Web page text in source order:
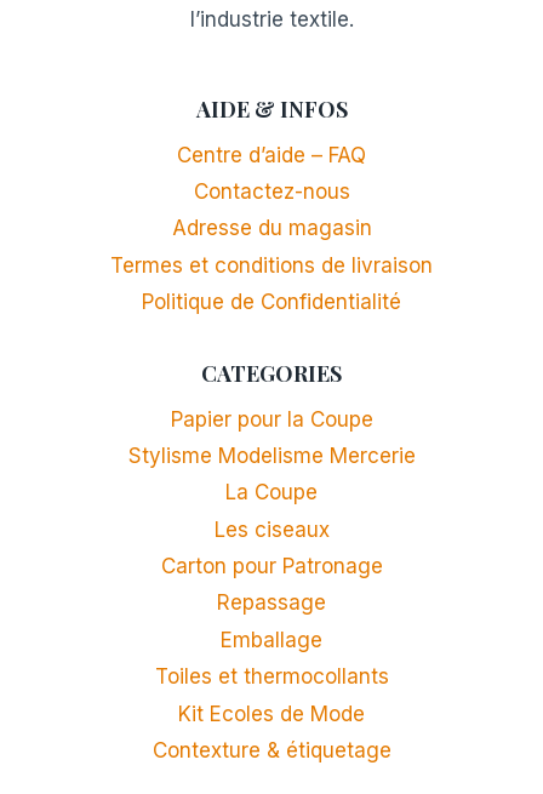
l’industrie textile.
AIDE & INFOS
Centre d’aide – FAQ
Contactez-nous
Adresse du magasin
Termes et conditions de livraison
Politique de Confidentialité
CATEGORIES
Papier pour la Coupe
Stylisme Modelisme Mercerie
La Coupe
Les ciseaux
Carton pour Patronage
Repassage
Emballage
Toiles et thermocollants
Kit Ecoles de Mode
Contexture & étiquetage